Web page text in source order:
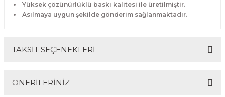
Yüksek çözünürlüklü baskı kalitesi ile üretilmiştir.
Asılmaya uygun şekilde gönderim sağlanmaktadır.
TAKSİT SEÇENEKLERİ
ÖNERİLERİNİZ